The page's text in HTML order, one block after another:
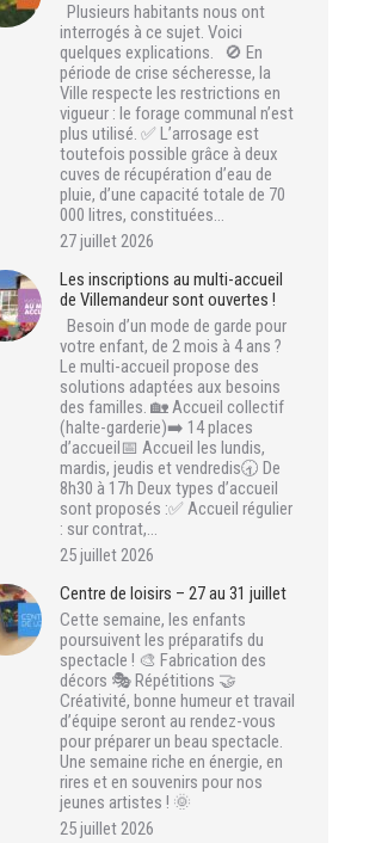
Plusieurs habitants nous ont
interrogés à ce sujet. Voici
quelques explications. 🚫 En
période de crise sécheresse, la
Ville respecte les restrictions en
vigueur : le forage communal n’est
plus utilisé. ✅ L’arrosage est
toutefois possible grâce à deux
cuves de récupération d’eau de
pluie, d’une capacité totale de 70
000 litres, constituées…
27 juillet 2026
Les inscriptions au multi-accueil
de Villemandeur sont ouvertes !
Besoin d’un mode de garde pour
votre enfant, de 2 mois à 4 ans ?
Le multi-accueil propose des
solutions adaptées aux besoins
des familles. 🏡 Accueil collectif
(halte-garderie)➡️ 14 places
d’accueil📅 Accueil les lundis,
mardis, jeudis et vendredis🕣 De
8h30 à 17h Deux types d’accueil
sont proposés :✅ Accueil régulier
: sur contrat,…
25 juillet 2026
Centre de loisirs – 27 au 31 juillet
Cette semaine, les enfants
poursuivent les préparatifs du
spectacle ! 🎨 Fabrication des
décors 🎭 Répétitions 🤝
Créativité, bonne humeur et travail
d’équipe seront au rendez-vous
pour préparer un beau spectacle.
Une semaine riche en énergie, en
rires et en souvenirs pour nos
jeunes artistes ! 🌞
25 juillet 2026